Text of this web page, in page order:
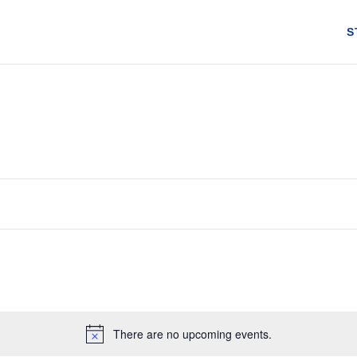
There are no upcoming events.